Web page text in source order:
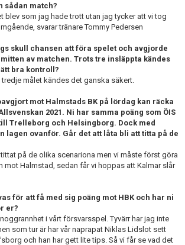
sådan match?
blev som jag hade trott utan jag tycker att vi tog
svarar tränare Tommy Pedersen
skull chansen att föra spelet och avgjorde
av matchen. Trots tre insläppta kändes
bra kontroll?
målet kändes det ganska säkert.
mot Halmstads BK på lördag kan räcka
2021. Ni har samma poäng som ÖIS
Trelleborg och Helsingborg. Dock med
lagen ovanför. Går det att låta bli att titta på de
på de olika scenariona men vi måste först göra
mot Halmstad, sedan får vi hoppas att Kalmar slår
för att få med sig poäng mot HBK och har ni
er?
i vårt försvarsspel. Tyvärr har jag inte
som tur är har vår naprapat Niklas Lidslot sett
och han har gett lite tips. Så vi får se vad det